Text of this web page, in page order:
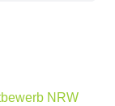
NRW